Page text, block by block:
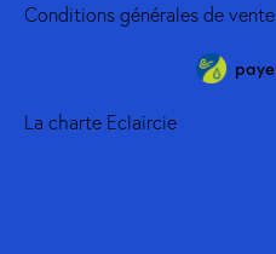
Conditions générales de vente
La charte Eclaircie